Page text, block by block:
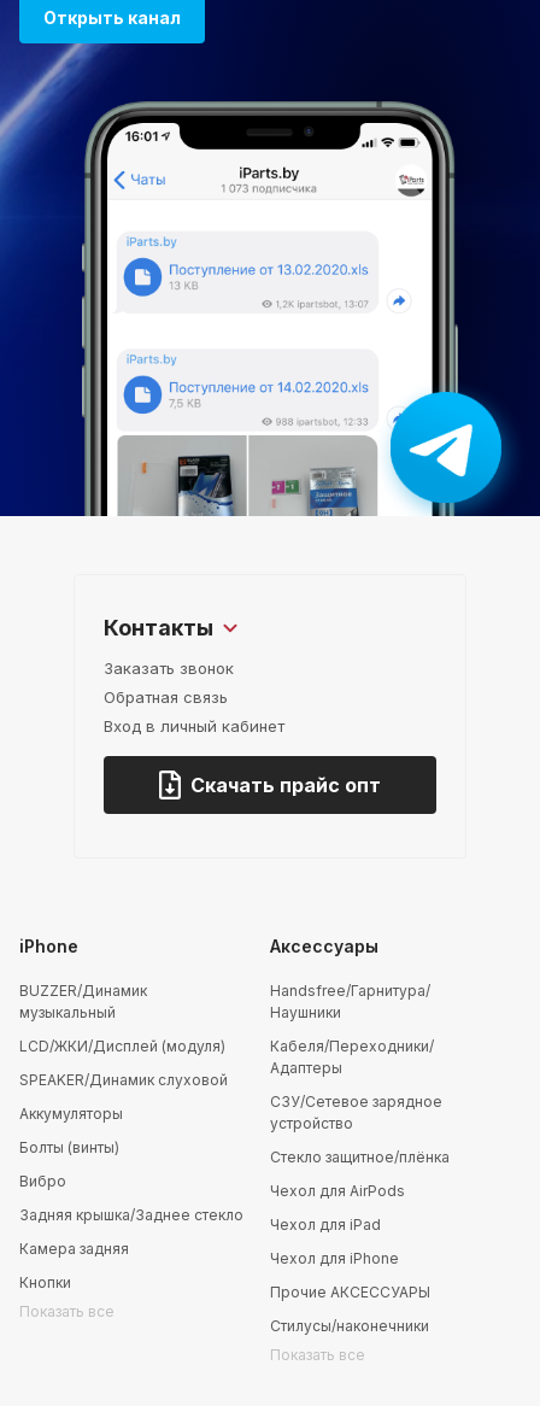
Открыть канал
iPhone
BUZZER/Динамик
музыкальный
LCD/ЖКИ/Дисплей (модуля)
SPEAKER/Динамик слуховой
Аккумуляторы
Болты (винты)
Вибро
Задняя крышка/Заднее стекло
Камера задняя
Кнопки
Показать все
Аксессуары
Handsfree/Гарнитура/
Наушники
Кабеля/Переходники/
Адаптеры
СЗУ/Сетевое зарядное
устройство
Стекло защитное/плёнка
Чехол для AirPods
Чехол для iPad
Чехол для iPhone
Прочие АКСЕССУАРЫ
Стилусы/наконечники
Показать все
Контакты
Заказать звонок
Обратная связь
Вход в личный кабинет
Скачать прайс опт